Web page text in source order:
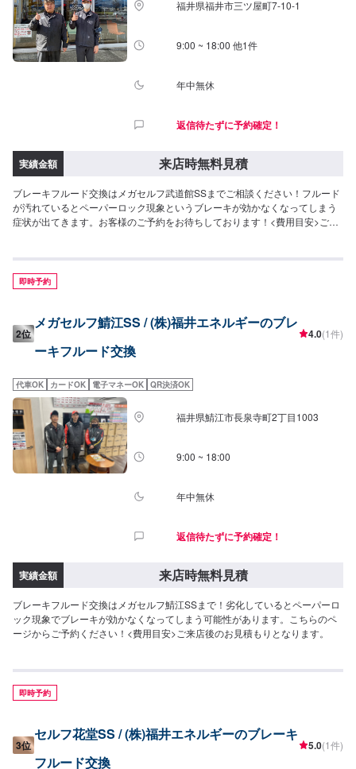
福井県福井市三ツ屋町7-10-1
9:00 ~ 18:00 他1件
年中無休
返信待たずに予約確定！
実績金額 来店時無料見積
ブレーキフルード交換はメガセルフ武道館SSまでご相談ください！フルード
が汚れているとペーパーロック現象というブレーキが効かなくなってしまう
症状が出てきます。お客様のご予約をお待ちしております！<費用目安>ご来
即時予約
2位
メガセルフ鯖江SS / (株)福井エネルギーのブレ
ーキフルード交換
4.0(1件)
代車OK カードOK 電子マネーOK QR決済OK
福井県鯖江市長泉寺町2丁目1003
9:00 ~ 18:00
年中無休
返信待たずに予約確定！
実績金額 来店時無料見積
ブレーキフルード交換はメガセルフ鯖江SSまで！劣化しているとペーパーロ
ック現象でブレーキが効かなくなってしまう可能性があります。こちらのペ
ージからご予約ください！<費用目安>ご来店後のお見積もりとなります。
即時予約
3位
セルフ花堂SS / (株)福井エネルギーのブレーキ
フルード交換
5.0(1件)